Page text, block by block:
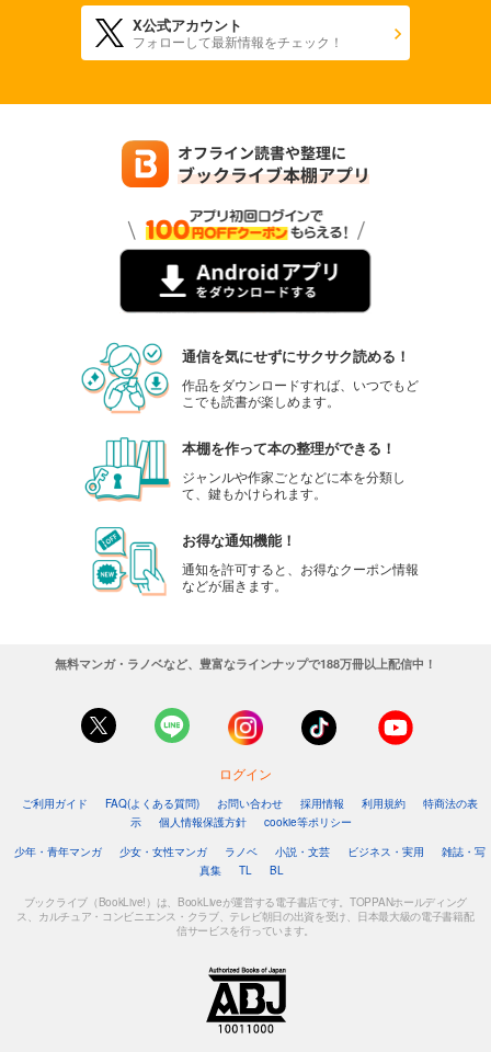
X公式アカウント
フォローして最新情報をチェック！
通信を気にせずにサクサク読める！
作品をダウンロードすれば、いつでもど
こでも読書が楽しめます。
本棚を作って本の整理ができる！
ジャンルや作家ごとなどに本を分類し
て、鍵もかけられます。
お得な通知機能！
通知を許可すると、お得なクーポン情報
などが届きます。
無料マンガ・ラノベなど、豊富なラインナップで188万冊以上配信中！
ログイン
ご利用ガイド FAQ(よくある質問) お問い合わせ 採用情報 利用規約
特商法の表
示
個人情報保護方針
cookie等ポリシー
少年・青年マンガ
少女・女性マンガ ラノベ 小説・文芸 ビジネス・実用
雑誌・写
真集
TL BL
ブックライブ（BookLive!）は、BookLiveが運営する電子書店です。TOPPANホールディング
ス、カルチュア・コンビニエンス・クラブ、テレビ朝日の出資を受け、日本最大級の電子書籍配
信サービスを行っています。